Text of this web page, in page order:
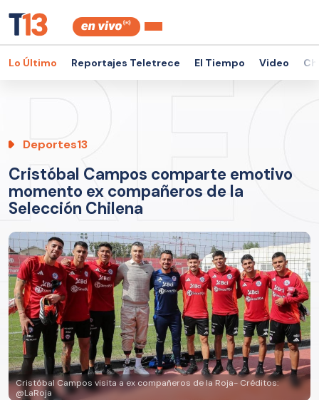
Lo Último Reportajes Teletrece El Tiempo Video
Deportes13
Cristóbal Campos comparte emotivo
momento ex compañeros de la
Selección Chilena
Cristóbal Campos visita a ex compañeros de la Roja- Créditos:
@LaRoja